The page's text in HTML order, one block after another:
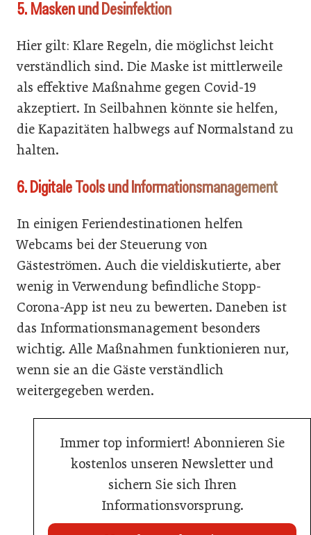
5. Masken und Desinfektion
Hier gilt: Klare Regeln, die möglichst leicht
verständlich sind. Die Maske ist mittlerweile
als effektive Maßnahme gegen Covid-19
akzeptiert. In Seilbahnen könnte sie helfen,
die Kapazitäten halbwegs auf Normalstand zu
halten.
6. Digitale Tools und Informationsmanagement
In einigen Feriendestinationen helfen
Webcams bei der Steuerung von
Gästeströmen. Auch die vieldiskutierte, aber
wenig in Verwendung befindliche Stopp-
Corona-App ist neu zu bewerten. Daneben ist
das Informationsmanagement besonders
wichtig. Alle Maßnahmen funktionieren nur,
wenn sie an die Gäste verständlich
weitergegeben werden.
Immer top informiert! Abonnieren Sie
kostenlos unseren Newsletter und
sichern Sie sich Ihren
Informationsvorsprung.